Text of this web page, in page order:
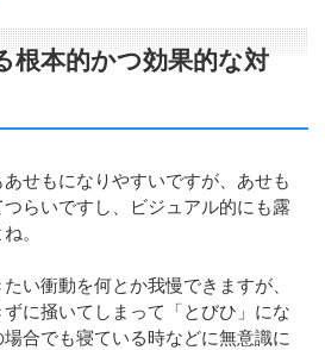
根本的かつ効果的な対
せもになりやすいですが、あせも
らいですし、ビジュアル的にも露
。
い衝動を何とか我慢できますが、
に掻いてしまって「とびひ」にな
合でも寝ている時などに無意識に